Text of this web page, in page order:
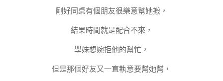
剛好同桌有個朋友很樂意幫她搬，
結果時間就是配合不來，
學妹想婉拒他的幫忙，
但是那個好友又一直執意要幫她幫，